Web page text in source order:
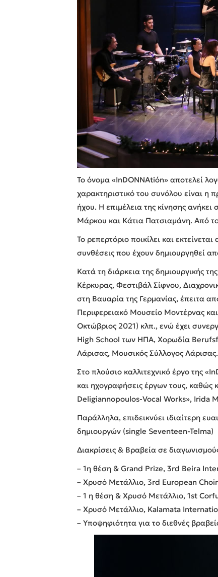
Το όνομα «InDONNAtiόn» αποτελεί
χαρακτηριστικό του συνόλου είναι
ήχου. Η επιμέλεια της κίνησης
Μάρκου και Κάτια Πατσιαμάνη. Από
Το ρεπερτόριο ποικίλει και
συνθέσεις που έχουν δημιουργηθεί
Κατά τη διάρκεια της δημιουργικής
Κέρκυρας, Φεστιβάλ Σίφνου,
στη Βαυαρία της Γερμανίας, έπειτα
Περιφερειακό Μουσείο Μοντέρνας
Οκτώβριος 2021) κλπ., ενώ έχει
High School των ΗΠΑ, Χορωδία
Λάρισας, Μουσικός Σύλλογος Λάρισας.
Στο πλούσιο καλλιτεχνικό έργο της
και ηχογραφήσεις έργων τους, καθώς
Deligiannopoulos-Vocal Works», Irida
Παράλληλα, επιδεικνύει ιδιαίτερη
δημιουργών (single Seventeen-Telma)
Διακρίσεις & Βραβεία σε
– 1η θέση & Grand Prize, 3rd Beira
– Χρυσό Μετάλλιο, 3rd European
– 1 η θέση & Χρυσό Μετάλλιο, 1st
– Χρυσό Μετάλλιο, Kalamata
– Υποψηφιότητα για το διεθνές